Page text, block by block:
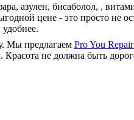
азулен, бисаболол, ,
цене - это просто не
Мы предлагаем Pro You
Красота не должна быть